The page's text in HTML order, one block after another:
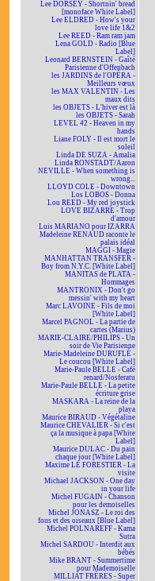
Lee DORSEY - Shortnin' bread
[monoface White Label]
Lee ELDRED - How's your
love life 1&2
Lee REED - Ram ram jam
Lena GOLD - Radio [Blue
Label]
Leonard BERNSTEIN - Gaîté
Parisienne d'Offenbach
les JARDINS de l'OPÉRA -
Meilleurs vœux
les MAX VALENTIN - Les
maux dits
les OBJETS - L'hiver est là
les OBJETS - Sarah
LEVEL 42 - Heaven in my
hands
Liane FOLY - Il est mort le
soleil
Linda DE SUZA - Amalia
Linda RONSTADT/Aaron
NEVILLE - When something is
wrong...
LLOYD COLE - Downtown
Los LOBOS - Donna
Lou REED - My red joystick
LOVE BIZARRE - Trop
d'amour
Luis MARIANO pour IZARRA
Madeleine RENAUD raconte le
palais idéal
MAGGI - Magie
MANHATTAN TRANSFER -
Boy from N.Y.C. [White Label]
MANITAS de PLATA -
Hommages
MANTRONIX - Don't go
messin' with my heart
Marc LAVOINE - Fils de moi
[White Label]
Marcel PAGNOL - La partie de
cartes (Marius)
MARIE-CLAIRE/PHILIPS - Un
soir de Vie Parisienne
Marie-Madeleine DURUFLÉ -
Le coucou [White Label]
Marie-Paule BELLE - Café
renard/Nosferatu
Marie-Paule BELLE - La petite
écriture grise
MASKARA - La reine de la
playa
Maurice BIRAUD - Végétaline
Maurice CHEVALIER - Si c'est
ça la musique à papa [White
Label]
Maurice DULAC - Du pain
chaque jour [White Label]
Maxime LE FORESTIER - La
visite
Michael JACKSON - One day
in your life
Michel FUGAIN - Chanson
pour les demoiselles
Michel JONASZ - Le roi des
fous et des oiseaux [Blue Label]
Michel POLNAREFF - Kama
Sutra
Michel SARDOU - Interdit aux
bébés
Mike BRANT - Summertime
pour Mademoiselle
MILLIAT FRÈRES - Super